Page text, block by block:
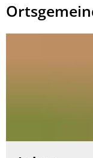
Trippstadt